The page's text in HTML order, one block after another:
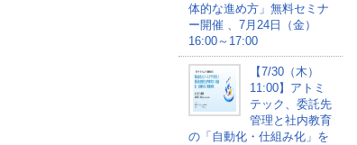
体的な進め方」無料セミナ
ー開催 、7月24日（金）
16:00～17:00
【7/30（木）
11:00】アトミ
テック、委託先
管理と社内教育
の「自動化・仕組み化」を